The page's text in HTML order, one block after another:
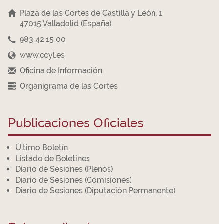
Plaza de las Cortes de Castilla y León, 1
47015 Valladolid (España)
983 42 15 00
www.ccyl.es
Oficina de Información
Organigrama de las Cortes
Publicaciones Oficiales
Último Boletín
Listado de Boletines
Diario de Sesiones (Plenos)
Diario de Sesiones (Comisiones)
Diario de Sesiones (Diputación Permanente)